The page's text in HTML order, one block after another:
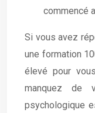
commencé
Si vous avez
une formation
élevé pour
manquez de
psychologique